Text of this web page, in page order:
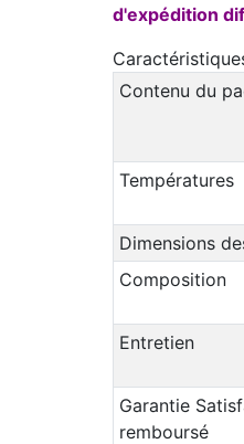
d'expédition
Contenu du
Températures
Dimensions
Composition
Entretien
Garantie
remboursé